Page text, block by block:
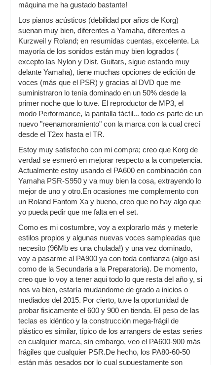
máquina me ha gustado bastante!
Los pianos acústicos (debilidad por años de Korg)
suenan muy bien, diferentes a Yamaha, diferentes a
Kurzweil y Roland; en resumidas cuentas, excelente. La
mayoría de los sonidos están muy bien logrados (
excepto las Nylon y Dist. Guitars, sigue estando muy
delante Yamaha), tiene muchas opciones de edición de
voces (más que el PSR) y gracias al DVD que me
suministraron lo tenía dominado en un 50% desde la
primer noche que lo tuve. El reproductor de MP3, el
modo Performance, la pantalla táctil... todo es parte de un
nuevo "reenamoramiento" con la marca con la cual crecí
desde el T2ex hasta el TR.
Estoy muy satisfecho con mi compra; creo que Korg de
verdad se esmeró en mejorar respecto a la competencia.
Actualmente estoy usando el PA600 en combinación con
Yamaha PSR-S950 y va muy bien la cosa, extrayendo lo
mejor de uno y otro.En ocasiones me complemento con
un Roland Fantom Xa y bueno, creo que no hay algo que
yo pueda pedir que me falta en el set.
Como es mi costumbre, voy a explorarlo más y meterle
estilos propios y algunas nuevas voces sampleadas que
necesito (96Mb es una chulada!) y una vez dominado,
voy a pasarme al PA900 ya con toda confianza (algo así
como de la Secundaria a la Preparatoria). De momento,
creo que lo voy a tener aqui todo lo que resta del año y, si
nos va bien, estaría mudandome de grado a inicios o
mediados del 2015. Por cierto, tuve la oportunidad de
probar fisicamente el 600 y 900 en tienda. El peso de las
teclas es idéntico y la construcción mega-frágil de
plástico es similar, típico de los arrangers de estas series
en cualquier marca, sin embargo, veo el PA600-900 más
frágiles que cualquier PSR.De hecho, los PA80-60-50
están más pesados por lo cual supuestamente son